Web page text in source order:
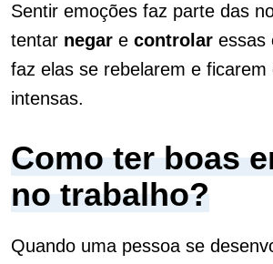
Sentir emoções faz parte das
tentar negar e controlar essas
faz elas se rebelarem e ficarem
intensas.
Como ter boas
no trabalho?
Quando uma pessoa se